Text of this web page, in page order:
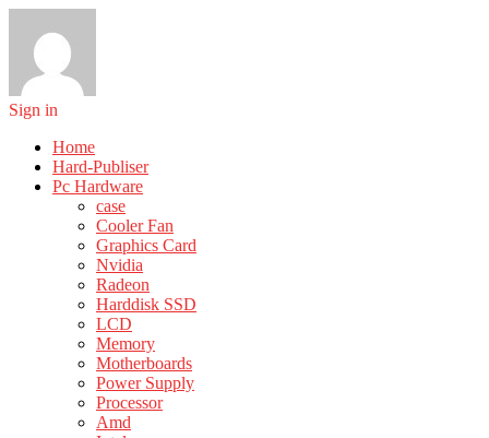
Sign in
Home
Hard-Publiser
Pc Hardware
case
Cooler Fan
Graphics Card
Nvidia
Radeon
Harddisk SSD
LCD
Memory
Motherboards
Power Supply
Processor
Amd